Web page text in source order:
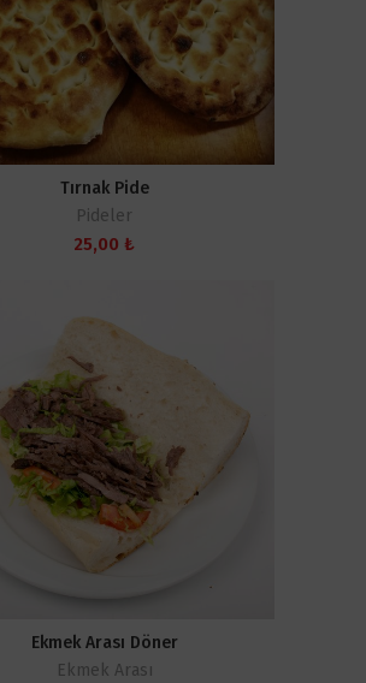
Tırnak Pide
Pideler
25,00 ₺
Ekmek Arası Döner
Ekmek Arası